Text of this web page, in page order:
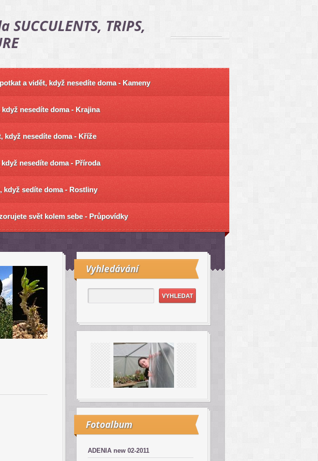
TRIPS,
a vidět, když nesedíte doma - Kameny
nesedíte doma - Krajina
když nesedíte doma - Kříže
nesedíte doma - Příroda
když sedíte doma - Rostliny
svět kolem sebe - Průpovídky
Vyhledávání
Fotoalbum
ADENIA new 02-2011